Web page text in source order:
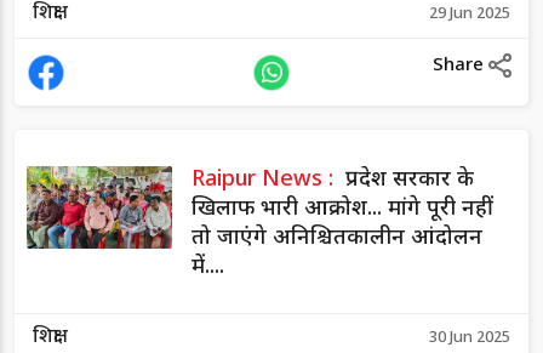
शिक्षा 29 Jun 2025
Share
Raipur News : प्रदेश सरकार के
खिलाफ भारी आक्रोश... मांगे पूरी नहीं
तो जाएंगे अनिश्चितकालीन आंदोलन
में....
शिक्षा 30 Jun 2025